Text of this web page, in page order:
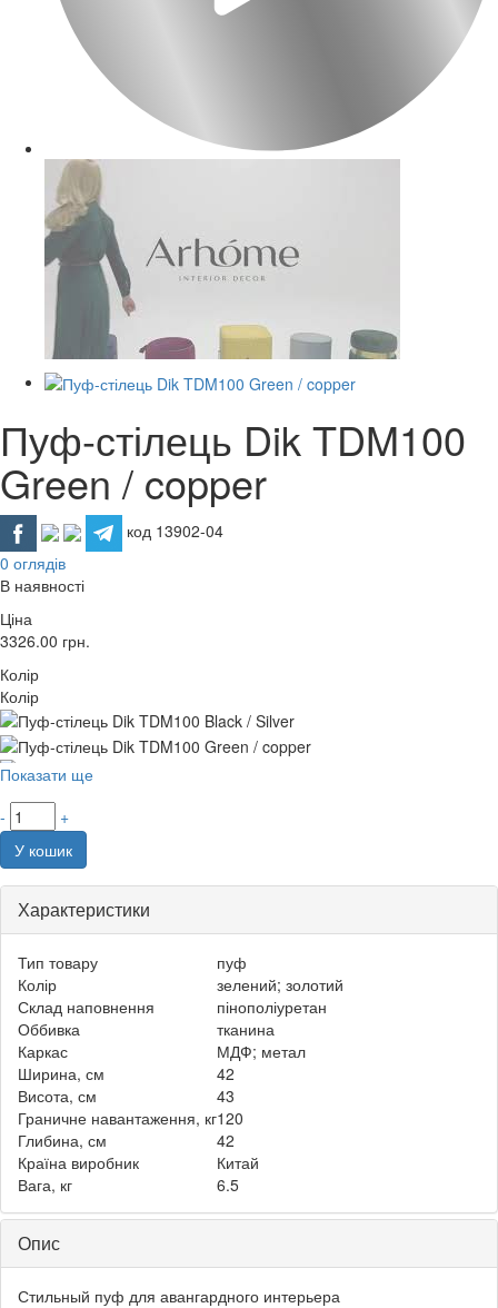
Пуф-стілець Dik TDM100
Green / copper
код 13902-04
0 оглядів
В наявності
Ціна
3326.00 грн.
Колір
Колір
Показати ще
-
+
У кошик
Характеристики
Тип товару
пуф
Колір
зелений; золотий
Склад наповнення
пінополіуретан
Оббивка
тканина
Каркас
МДФ; метал
Ширина, см
42
Висота, см
43
Граничне навантаження, кг120
Глибина, см
42
Країна виробник
Китай
Вага, кг
6.5
Опис
Стильный пуф для авангардного интерьера